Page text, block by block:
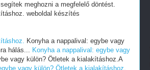
meghozni a megfelelő döntést.
weboldal készítés
Konyha a nappalival: egybe vagy
hálás... Konyha a nappalival: egybe vagy
vagy külön? Ötletek a kialakításhoz.A
vagy külön? Ötletek a kialakításhoz.